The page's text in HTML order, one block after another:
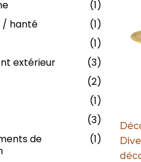
(1)
/ hanté
(1)
(1)
extérieur
(3)
(2)
(1)
(3)
de
(1)